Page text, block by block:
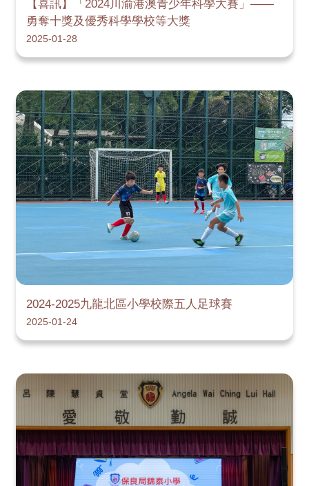
【喜訊】「2024川渝港澳青少年科學大賽」——
勇奪十獎及優秀科學學校等大獎
2025-01-28
2024-2025九龍北區小學校際五人足球賽
2025-01-24